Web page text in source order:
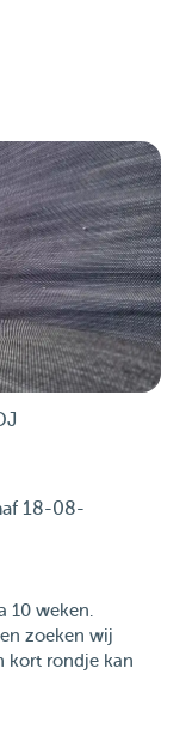
18-08-
10 weken.
zoeken wij
kort rondje kan